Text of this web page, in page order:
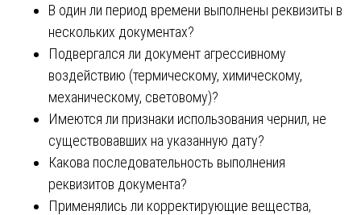
В один ли период времени выполнены реквизиты в
нескольких документах?
Подвергался ли документ агрессивному
воздействию (термическому, химическому,
механическому, световому)?
Имеются ли признаки использования чернил, не
существовавших на указанную дату?
Какова последовательность выполнения
реквизитов документа?
Применялись ли корректирующие вещества,